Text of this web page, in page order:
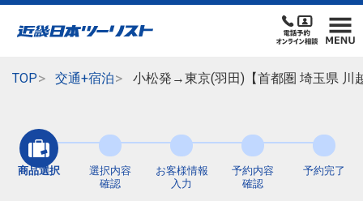
TOP 交通+宿泊 小松発→東京(羽田)【首都圏 埼玉県 川
商品選択
選択内容
確認
お客様情報
入力
予約内容
確認
予約完了